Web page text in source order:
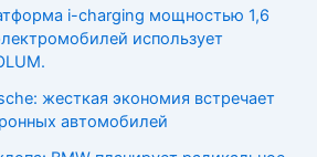
i-charging мощностью 1,6
использует
жесткая экономия встречает
автомобилей